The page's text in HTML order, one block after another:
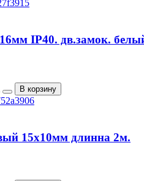
IP40. дв.замок.
15х10мм длинна 2м.